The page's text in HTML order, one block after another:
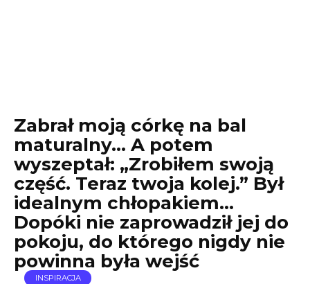
Zabrał moją córkę na bal
maturalny… A potem
wyszeptał: „Zrobiłem swoją
część. Teraz twoja kolej.” Był
idealnym chłopakiem…
Dopóki nie zaprowadził jej do
pokoju, do którego nigdy nie
powinna była wejść
INSPIRACJA